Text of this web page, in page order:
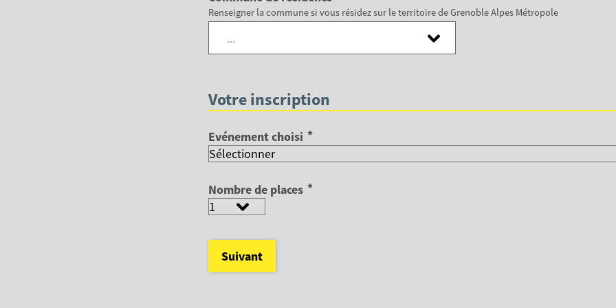
Renseigner la commune si vous résidez sur le territoire de Grenoble Alpes Métropole
...
Votre inscription
Evénement choisi *
Nombre de places *
Suivant